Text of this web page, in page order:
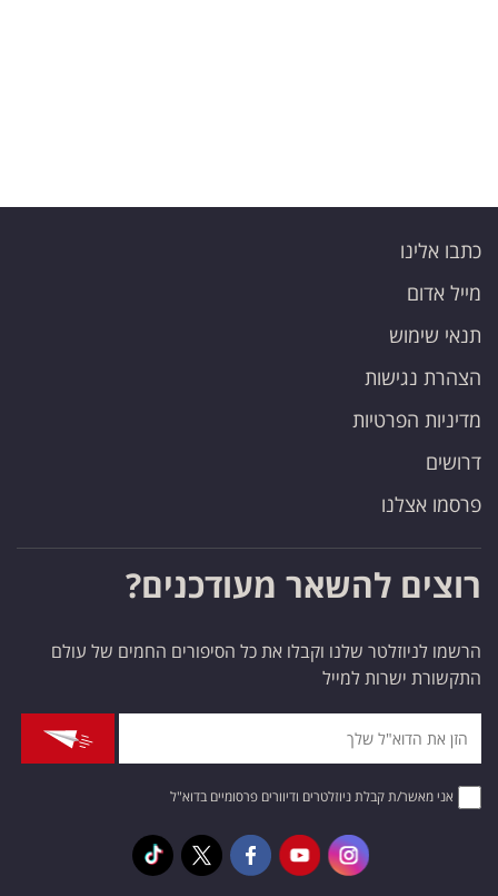
כתבו אלינו
מייל אדום
תנאי שימוש
הצהרת נגישות
מדיניות הפרטיות
דרושים
פרסמו אצלנו
רוצים להשאר מעודכנים?
הרשמו לניוזלטר שלנו וקבלו את כל הסיפורים החמים של עולם
התקשורת ישרות למייל
אני מאשר/ת קבלת ניוזלטרים ודיוורים פרסומיים בדוא"ל